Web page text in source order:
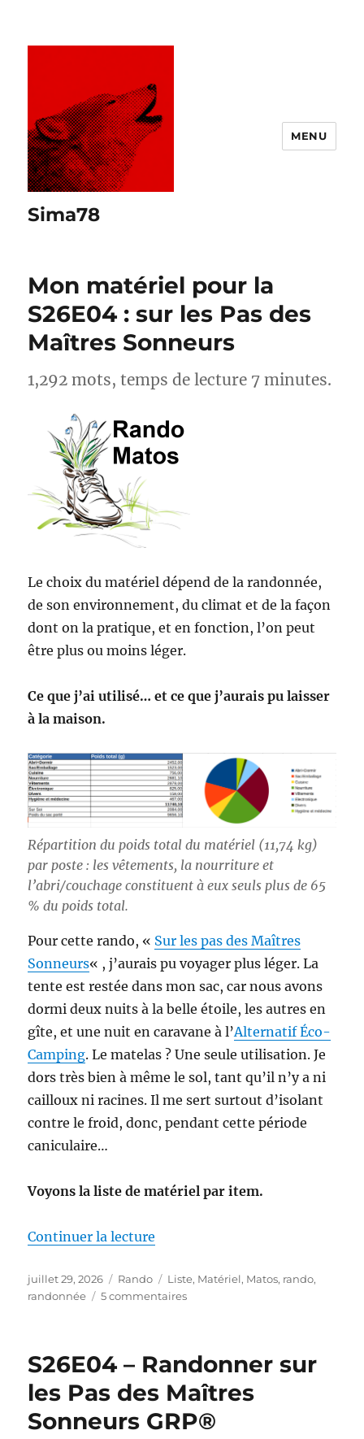
Sima78
MENU
Mon matériel pour la
S26E04 : sur les Pas des
Maîtres Sonneurs
1,292 mots, temps de lecture 7 minutes.
Le choix du matériel dépend de la randonnée,
de son environnement, du climat et de la façon
dont on la pratique, et en fonction, l’on peut
être plus ou moins léger.
Ce que j’ai utilisé… et ce que j’aurais pu laisser
à la maison.
Répartition du poids total du matériel (11,74 kg)
par poste : les vêtements, la nourriture et
l’abri/couchage constituent à eux seuls plus de 65
% du poids total.
Pour cette rando, « Sur les pas des Maîtres
Sonneurs« , j’aurais pu voyager plus léger. La
tente est restée dans mon sac, car nous avons
dormi deux nuits à la belle étoile, les autres en
gîte, et une nuit en caravane à l’Alternatif Éco-
Camping. Le matelas ? Une seule utilisation. Je
dors très bien à même le sol, tant qu’il n’y a ni
cailloux ni racines. Il me sert surtout d’isolant
contre le froid, donc, pendant cette période
caniculaire…
Voyons la liste de matériel par item.
Continuer la lecture
Publié
le
juillet 29, 2026 Catégories
Rando Étiquettes
Liste, Matériel, Matos, rando,
randonnée
5 commentairessur
la
:
sur
les
S26E04 – Randonner sur
les Pas des Maîtres
Sonneurs GRP®